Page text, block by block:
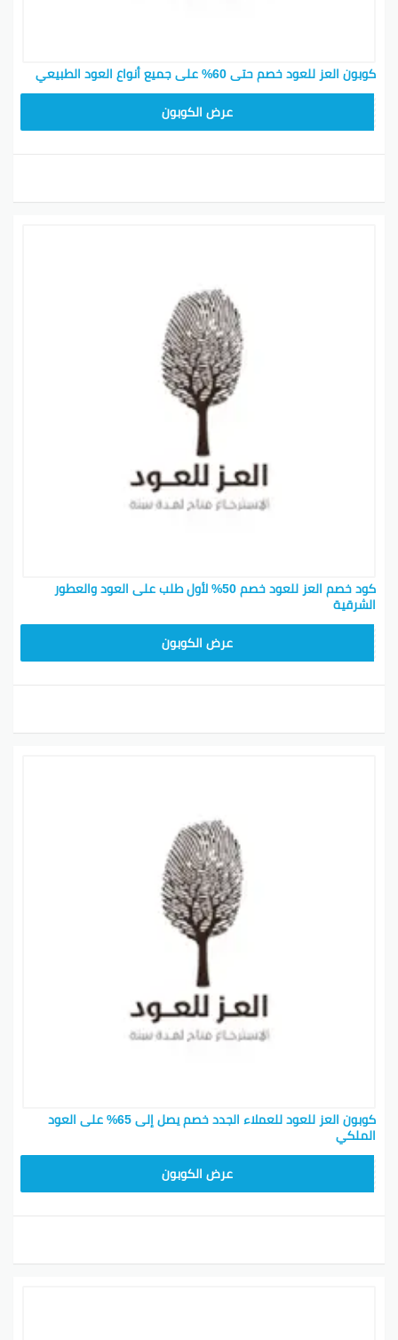
كوبون العز للعود خصم حتى 60% على جميع أنواع العود الطبيعي
عرض الكوبون
كود خصم العز للعود خصم 50% لأول طلب على العود والعطور
الشرقية
عرض الكوبون
كوبون العز للعود للعملاء الجدد خصم يصل إلى 65% على العود
الملكي
عرض الكوبون